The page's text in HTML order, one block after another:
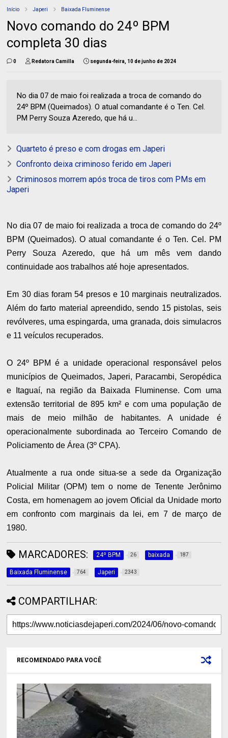
Início Japeri Baixada Fluminense
Novo comando do 24º BPM
completa 30 dias
0 Redatora Camilla segunda-feira, 10 de junho de 2024
No dia 07 de maio foi realizada a troca de comando do
24º BPM (Queimados). O atual comandante é o Ten. Cel.
PM Perry Souza Azeredo, que há u...
Quarteto é preso e com drogas em Japeri
Confronto deixa criminoso ferido em Japeri
Criminosos morrem após troca de tiros com PMs em
Japeri
No dia 07 de maio foi realizada a troca de comando do 24º
BPM (Queimados). O atual comandante é o Ten. Cel. PM
Perry Souza Azeredo, que há um mês vem dando
continuidade aos trabalhos até hoje apresentados.
Em 30 dias foram 54 presos e 10 marginais neutralizados.
Além do farto material apreendido, sendo 15 pistolas, seis
revólveres, uma espingarda, uma granada, dois simulacros
e 11 veículos recuperados.
O 24º BPM é a unidade operacional responsável pelos
municípios de Queimados, Japeri, Paracambi, Seropédica
e Itaguaí, na região da Baixada Fluminense. Com uma
extensão territorial de 895 km² e com uma população de
mais de meio milhão de habitantes. A unidade é
operacionalmente subordinada ao Terceiro Comando de
Policiamento de Área (3º CPA).
Atualmente a rua onde situa-se a sede da Organização
Policial Militar (OPM) tem o nome de Tenente Jerônimo
Costa, em homenagem ao jovem Oficial da Unidade morto
em confronto com marginais da lei, em 7 de março de
1980.
MARCADORES: 24º BPM 26 baixada 187
Baixada Fluminense 764 Japeri 2343
COMPARTILHAR:
RECOMENDADO PARA VOCÊ